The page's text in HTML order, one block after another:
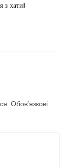
з хати!
Обов’язкові